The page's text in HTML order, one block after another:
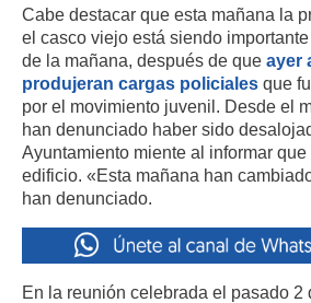
Cabe destacar que esta mañana la
el casco viejo está siendo
de la mañana, después de que ayer
produjeran cargas policiales que
por el movimiento juvenil. Desde el
han denunciado haber sido
Ayuntamiento miente al informar
edificio. «Esta mañana han
han denunciado.
En la reunión celebrada el pasado 2